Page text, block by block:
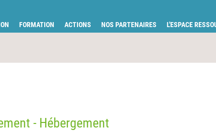
FORMATION ACTIONS NOS PARTENAIRES L'ESPACE
- Hébergement